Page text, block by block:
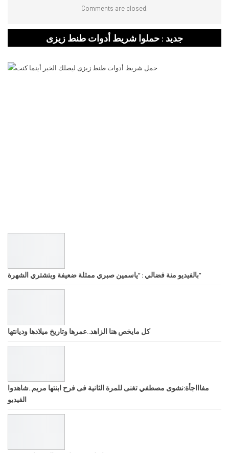
Comments are closed.
جديد : حملوا شريط أدوات طنط زيزى
بالفيديو منة فضالي : “ياسمين صبري ممثلة ضعيفة وبتشتري الشهرة”
كل مايخص هنا الزاهد..عمرها وتاريخ ميلادها وديانتها
مفاااجأة:نشوى مصطفي تغنى للمرة الثانية فى فرح ابنتها مريم..شاهدوا
الفيديو